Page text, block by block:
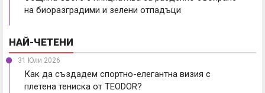
на биоразградими и зелени отпадъци
НАЙ-ЧЕТЕНИ
31 Юли 2026
Как да създадем спортно-елегантна визия с
плетена тениска от TEODOR?